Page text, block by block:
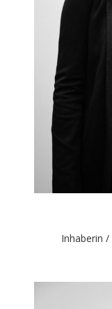
Inhaberin /